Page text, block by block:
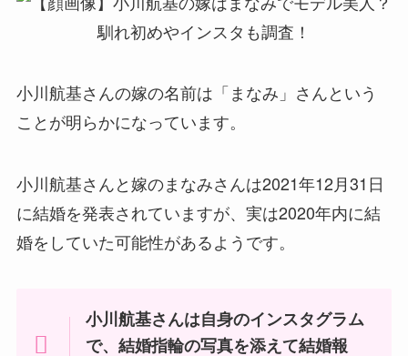
小川航基さんの嫁の名前は「まなみ」さんという
ことが明らかになっています。
小川航基さんと嫁のまなみさんは2021年12月31日
に結婚を発表されていますが、実は2020年内に結
婚をしていた可能性があるようです。
小川航基さんは自身のインスタグラム
で、結婚指輪の写真を添えて結婚報